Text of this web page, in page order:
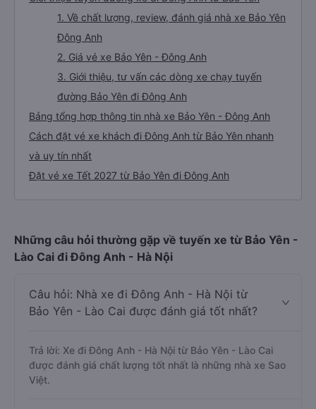
1. Về chất lượng, review, đánh giá nhà xe Bảo Yên
Đông Anh
2. Giá vé xe Bảo Yên - Đông Anh
3. Giới thiệu, tư vấn các dòng xe chạy tuyến
đường Bảo Yên đi Đông Anh
Bảng tổng hợp thông tin nhà xe Bảo Yên - Đông Anh
Cách đặt vé xe khách đi Đông Anh từ Bảo Yên nhanh
và uy tín nhất
Đặt vé xe Tết 2027 từ Bảo Yên đi Đông Anh
Những câu hỏi thường gặp về tuyến xe từ Bảo Yên -
Lào Cai đi Đông Anh - Hà Nội
Câu hỏi: Nhà xe đi Đông Anh - Hà Nội từ
Bảo Yên - Lào Cai được đánh giá tốt nhất?
Trả lời: Xe đi Đông Anh - Hà Nội từ Bảo Yên - Lào Cai
được đánh giá chất lượng tốt nhất là những nhà xe Sao
Việt.